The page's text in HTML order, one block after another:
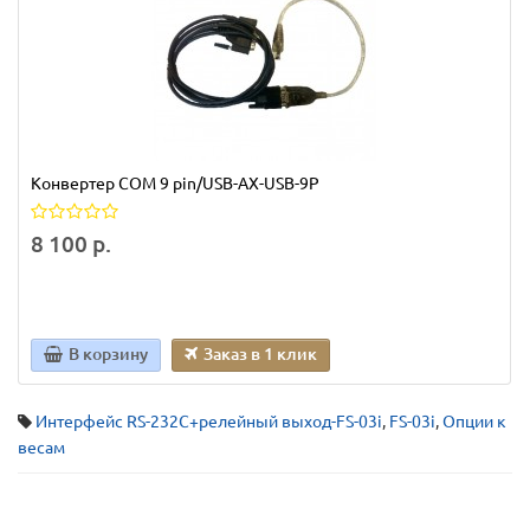
Конвертер COM 9 pin/USB-AX-USB-9P
8 100 р.
В корзину Заказ в 1 клик
Интерфейс RS-232C+релейный выход-FS-03i, FS-03i,Опции к
весам